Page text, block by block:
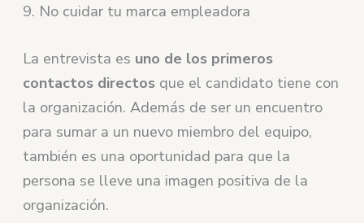
9. No cuidar tu marca empleadora
La entrevista es uno de los primeros
contactos directos que el candidato tiene con
la organización. Además de ser un encuentro
para sumar a un nuevo miembro del equipo,
también es una oportunidad para que la
persona se lleve una imagen positiva de la
organización.